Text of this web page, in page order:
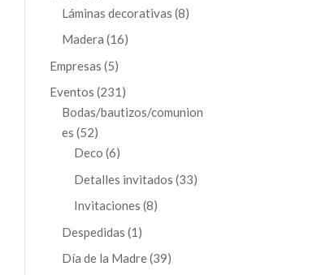
productos
Láminas decorativas 88
Madera 1616
Empresas 55
productos
Eventos 231 231
productos
Bodas/bautizos/comunion
es 5252
productos
Deco 66
productos
Detalles invitados 3333
Invitaciones 88
Despedidas 1 1
producto
Día de la Madre 3939